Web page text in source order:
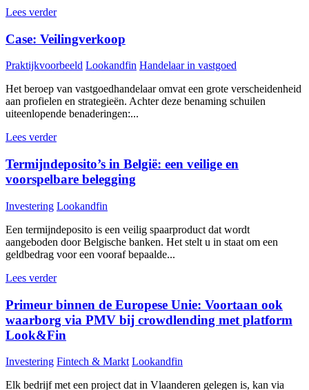
Lees verder
Case: Veilingverkoop
Praktijkvoorbeeld Lookandfin Handelaar in vastgoed
Het beroep van vastgoedhandelaar omvat een grote verscheidenheid
aan profielen en strategieën. Achter deze benaming schuilen
uiteenlopende benaderingen:...
Lees verder
Termijndeposito’s in België: een veilige en
voorspelbare belegging
Investering Lookandfin
Een termijndeposito is een veilig spaarproduct dat wordt
aangeboden door Belgische banken. Het stelt u in staat om een
geldbedrag voor een vooraf bepaalde...
Lees verder
Primeur binnen de Europese Unie: Voortaan ook
waarborg via PMV bij crowdlending met platform
Look&Fin
Investering Fintech & Markt Lookandfin
Elk bedrijf met een project dat in Vlaanderen gelegen is, kan via